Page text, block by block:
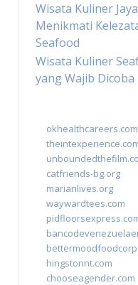
Wisata Kuliner
Menikmati
Seafood
Wisata Kuliner
yang Wajib Dicoba
okhealthcareers.com
catfriends-bg.org
marianlives.org
waywardtees.com
hingstonnt.com
chooseagender.com